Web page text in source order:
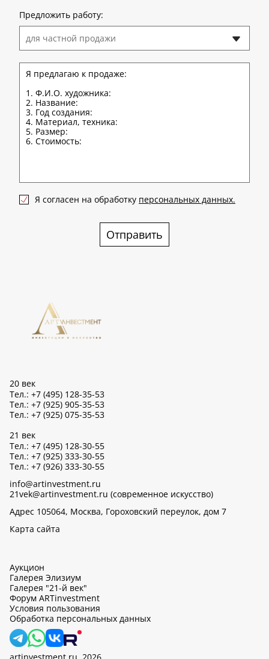
Предложить работу:
для частной продажи
Я согласен на обработку персональных данных.
Отправить
20 век
Тел.: +7 (495) 128-35-53
Тел.: +7 (925) 905-35-53
Тел.: +7 (925) 075-35-53
21 век
Тел.: +7 (495) 128-30-55
Тел.: +7 (925) 333-30-55
Тел.: +7 (926) 333-30-55
info@artinvestment.ru
21vek@artinvestment.ru (современное искусство)
Адрес 105064, Москва, Гороховский переулок, дом 7
Карта сайта
Аукцион
Галерея Элизиум
Галерея "21-й век"
Форум ARTinvestment
Условия пользования
Обработка персональных данных